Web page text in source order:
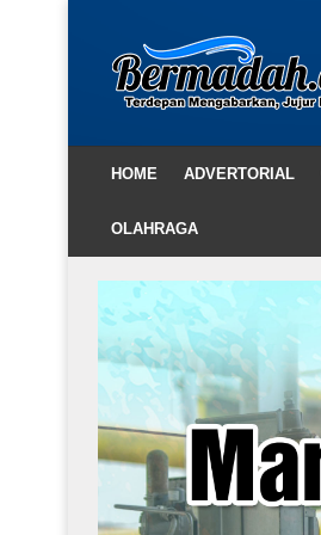
HOME ADVERTORIAL
OLAHRAGA